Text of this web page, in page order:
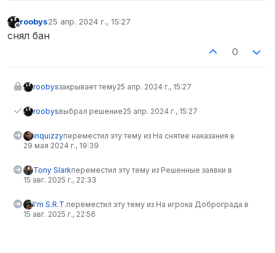
Не в сети
roobys25 апр. 2024 г., 15:27
отредактировано
снял бан
0
roobysзакрывает тему25 апр. 2024 г., 15:27
roobysвыбрал решение25 апр. 2024 г., 15:27
inquizzyпереместил эту тему из На снятие наказания в
29 мая 2024 г., 19:39
Tony Slarkпереместил эту тему из Решенные заявки в
15 авг. 2025 г., 22:33
I'm S.R.T.переместил эту тему из На игрока Доброграда в
15 авг. 2025 г., 22:56